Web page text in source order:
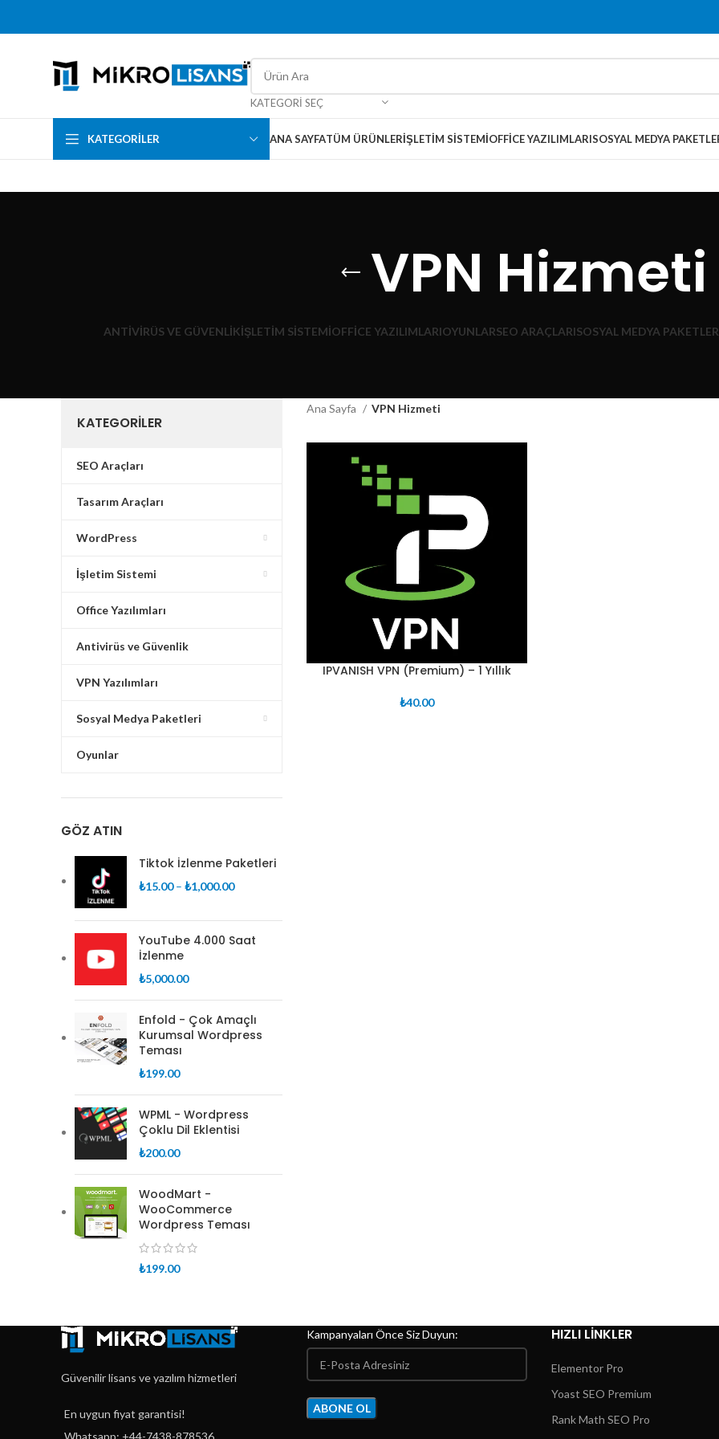
KATEGORI SEÇ
KATEGORILER ANA SAYFATÜM ÜRÜNLERİŞLETIM SISTEMIOFFICE YAZILIMLARISOSYAL MEDYA
VPN Hizmeti
ANTIVIRÜS VE GÜVENLIKİŞLETIM SISTEMIOFFICE YAZILIMLARIOYUNLARSEO ARAÇLARISOSYAL MEDYA
KATEGORILER
SEO Araçları
Tasarım Araçları
WordPress
İşletim Sistemi
Office Yazılımları
Antivirüs ve Güvenlik
VPN Yazılımları
Sosyal Medya Paketleri
Oyunlar
GÖZ ATIN
Tiktok İzlenme Paketleri
₺15.00 – ₺1,000.00Fiyat
₺15.00
-
YouTube 4.000 Saat
İzlenme
₺5,000.00
Enfold - Çok Amaçlı
Kurumsal Wordpress
Teması
₺199.00
WPML - Wordpress
Çoklu Dil Eklentisi
₺200.00
WoodMart -
WooCommerce
Wordpress Teması
₺199.00
Ana Sayfa VPN Hizmeti
IPVANISH VPN (Premium) – 1 Yıllık
₺40.00
Güvenilir lisans ve yazılım hizmetleri
En uygun fiyat garantisi!
Kampanyaları Önce Siz Duyun: HIZLI LINKLER
Elementor Pro
Yoast SEO Premium
Rank Math SEO Pro